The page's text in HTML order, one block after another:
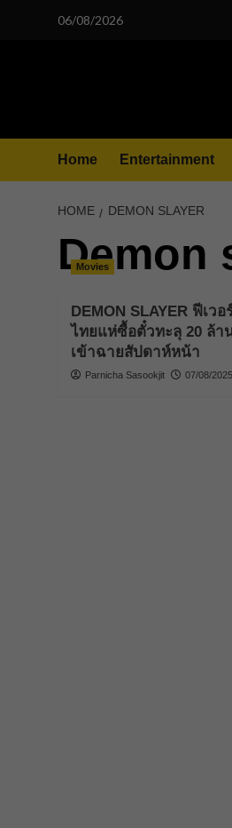
06/08/2026
Home Entertainment
HOME DEMON SLAYER
Demon
Movies
DEMON SLAYER ฟีเว
ไทยแห่ซื้อตั๋วทะลุ 20 ล้า
เข้าฉายสัปดาห์หน้า
Parnicha Sasookjit 07/08/2025